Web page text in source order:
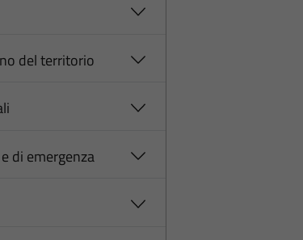
del territorio
di emergenza